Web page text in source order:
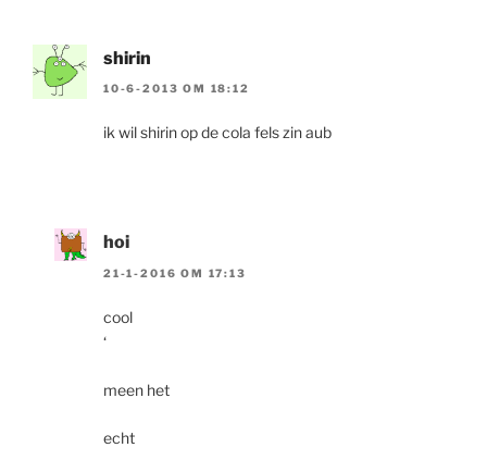
shirin
10-6-2013 OM 18:12
ik wil shirin op de cola fels zin aub
hoi
21-1-2016 OM 17:13
cool
‘
meen het
echt